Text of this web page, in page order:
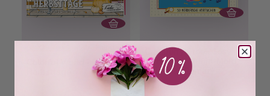
Colorful World - Goldene
Cranberry Creek Cosy
Crime: Der Muffin-Mord
(Kriminal-Roman)
Ab dem 10.09.26